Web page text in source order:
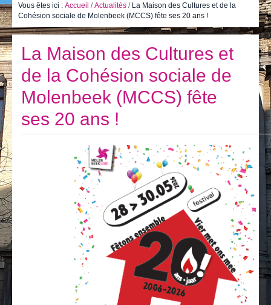
Vie politique
Je vis
Je visite
Publications
E-guichet / Prendre RDV
Actualités
Vous êtes ici : Accueil /Actualités / La Maison des Cultures et de la
Cohésion sociale de Molenbeek (MCCS) fête ses 20 ans !
La Maison des Cultures et
de la Cohésion sociale de
Molenbeek (MCCS) fête
ses 20 ans !